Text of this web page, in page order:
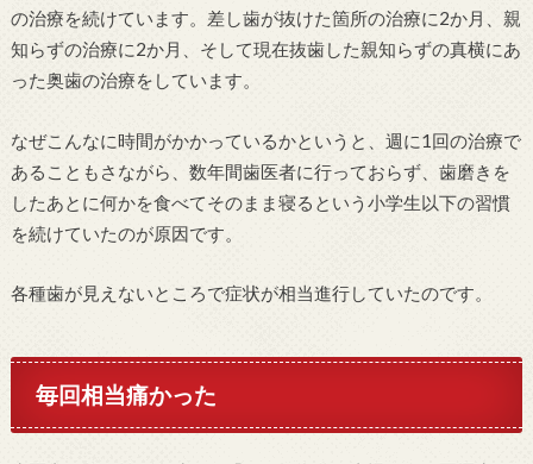
の治療を続けています。差し歯が抜けた箇所の治療に2か月、親
知らずの治療に2か月、そして現在抜歯した親知らずの真横にあ
った奥歯の治療をしています。
なぜこんなに時間がかかっているかというと、週に1回の治療で
あることもさながら、数年間歯医者に行っておらず、歯磨きを
したあとに何かを食べてそのまま寝るという小学生以下の習慣
を続けていたのが原因です。
各種歯が見えないところで症状が相当進行していたのです。
毎回相当痛かった